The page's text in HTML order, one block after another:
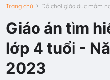
Trang chủ Đồ chơi giáo dục mầm
Giáo án tìm
lớp 4 tuổi -
2023